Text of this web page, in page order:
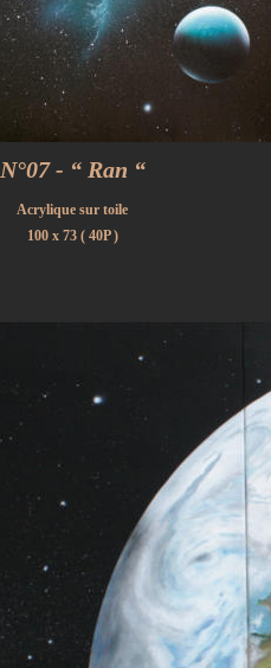
N°07 - “ Ran “
Acrylique sur toile
100 x 73 ( 40P )